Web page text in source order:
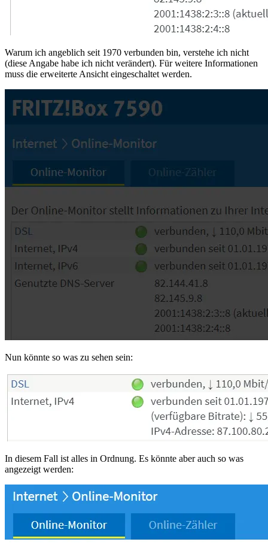
Warum ich angeblich seit 1970 verbunden bin, verstehe ich nicht
(diese Angabe habe ich nicht verändert). Für weitere Informationen
muss die erweiterte Ansicht eingeschaltet werden.
Nun könnte so was zu sehen sein:
In diesem Fall ist alles in Ordnung. Es könnte aber auch so was
angezeigt werden: